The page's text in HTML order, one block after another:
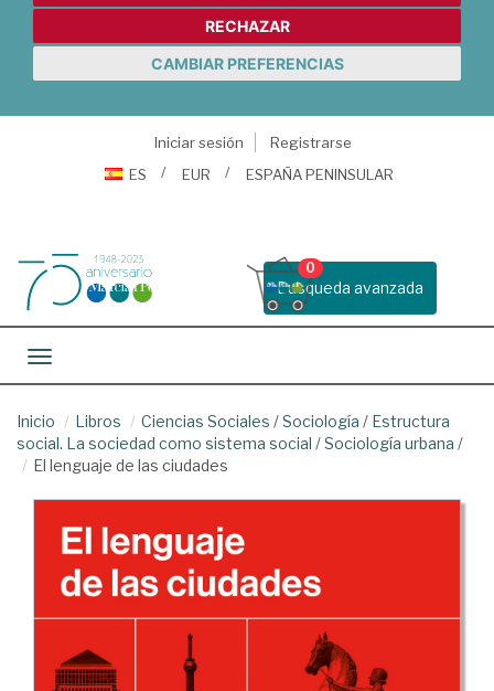
RECHAZAR
CAMBIAR PREFERENCIAS
Iniciar sesión
Registrarse
ES
EUR ESPAÑA PENINSULAR
Busqueda avanzada
0
Toggle navigation
Inicio Libros Ciencias Sociales /Sociología / Estructura
social. La sociedad como sistema social /Sociología urbana /
El lenguaje de las ciudades